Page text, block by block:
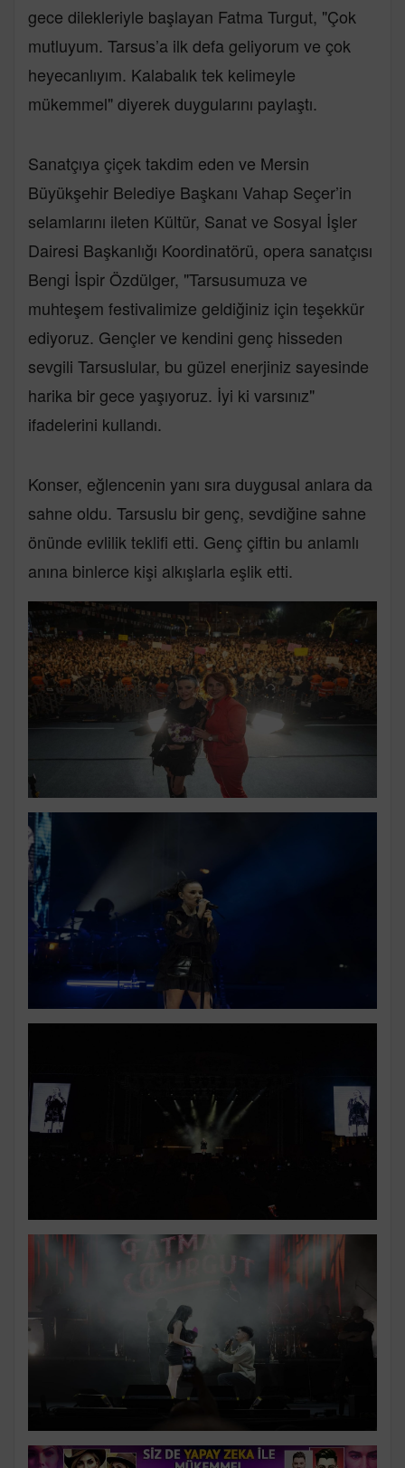
gece dilekleriyle başlayan Fatma Turgut, "Çok
mutluyum. Tarsus’a ilk defa geliyorum ve çok
heyecanlıyım. Kalabalık tek kelimeyle
mükemmel" diyerek duygularını paylaştı.
Sanatçıya çiçek takdim eden ve Mersin
Büyükşehir Belediye Başkanı Vahap Seçer’in
selamlarını ileten Kültür, Sanat ve Sosyal İşler
Dairesi Başkanlığı Koordinatörü, opera sanatçısı
Bengi İspir Özdülger, "Tarsusumuza ve
muhteşem festivalimize geldiğiniz için teşekkür
ediyoruz. Gençler ve kendini genç hisseden
sevgili Tarsuslular, bu güzel enerjiniz sayesinde
harika bir gece yaşıyoruz. İyi ki varsınız"
ifadelerini kullandı.
Konser, eğlencenin yanı sıra duygusal anlara da
sahne oldu. Tarsuslu bir genç, sevdiğine sahne
önünde evlilik teklifi etti. Genç çiftin bu anlamlı
anına binlerce kişi alkışlarla eşlik etti.